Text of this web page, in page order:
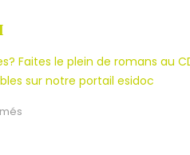
Faites le plein de romans au
sur notre portail esidoc